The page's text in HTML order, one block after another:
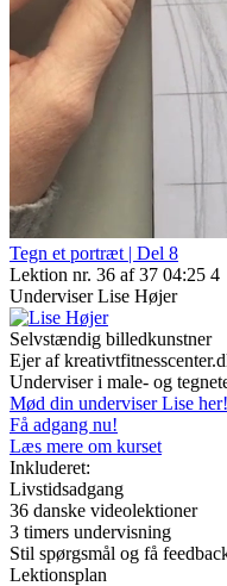
Tegn et portræt | Del 8
Lektion nr. 36 af 37 04:25 4
Underviser Lise Højer
Selvstændig billedkunstner
Ejer af
Underviser i male- og
Mød din underviser Lise her!
Få adgang nu!
Læs mere om kurset
Inkluderet:
Livstidsadgang
36 danske videolektioner
3 timers undervisning
Stil spørgsmål og få
Lektionsplan